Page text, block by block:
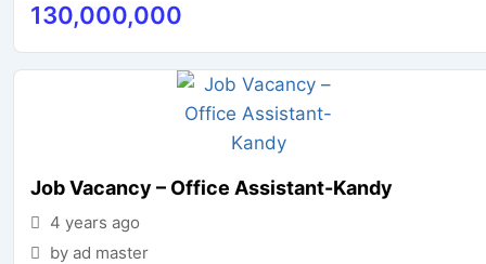
130,000,000
Job Vacancy – Office Assistant-Kandy
4 years ago
by ad master